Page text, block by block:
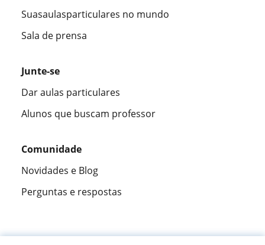
Suasaulasparticulares no mundo
Sala de prensa
Junte-se
Dar aulas particulares
Alunos que buscam professor
Comunidade
Novidades e Blog
Perguntas e respostas